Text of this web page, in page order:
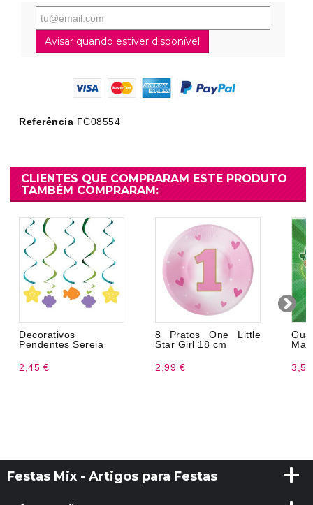
Avisar quando estiver disponível
Referência FC08554
CLIENTES QUE COMPRARAM ESTE PRODUTO
TAMBÉM COMPRARAM:
Decorativos
Pendentes Sereia
2,45 €
8 Pratos One Little
Star Girl 18 cm
2,99 €
Festas Mix - Artigos para Festas